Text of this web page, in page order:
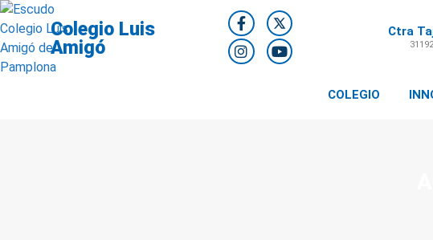
Colegio Luis
Amigó
Ctra
COLEGIO